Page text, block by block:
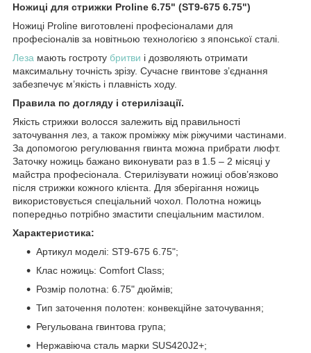
Ножиці для стрижки Proline 6.75" (ST9-675 6.75")
Ножиці Proline виготовлені професіоналами для
професіоналів за новітньою технологією з японської сталі.
Леза мають гостроту бритви і дозволяють отримати
максимальну точність зрізу. Сучасне гвинтове з’єднання
забезпечує м’якість і плавність ходу.
Правила по догляду і стерилізації.
Якість стрижки волосся залежить від правильності
заточування лез, а також проміжку між ріжучими частинами.
За допомогою регулювання гвинта можна прибрати люфт.
Заточку ножиць бажано виконувати раз в 1.5 – 2 місяці у
майстра професіонала. Стерилізувати ножиці обов’язково
після стрижки кожного клієнта. Для зберігання ножиць
використовується спеціальний чохол. Полотна ножиць
попередньо потрібно змастити спеціальним мастилом.
Характеристика:
Артикул моделі: ST9-675 6.75";
Клас ножиць: Comfort Class;
Розмір полотна: 6.75" дюймів;
Тип заточення полотен: конвекційне заточування;
Регульована гвинтова група;
Нержавіюча сталь марки SUS420J2+;